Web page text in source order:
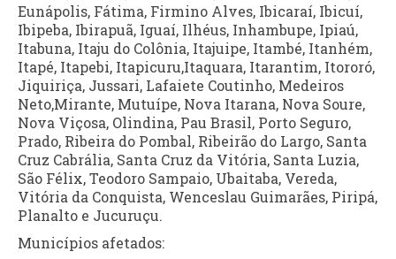
Eunápolis, Fátima, Firmino Alves, Ibicaraí, Ibicuí,
Ibipeba, Ibirapuã, Iguaí, Ilhéus, Inhambupe, Ipiaú,
Itabuna, Itaju do Colônia, Itajuipe, Itambé, Itanhém,
Itapé, Itapebi, Itapicuru,Itaquara, Itarantim, Itororó,
Jiquiriça, Jussari, Lafaiete Coutinho, Medeiros
Neto,Mirante, Mutuípe, Nova Itarana, Nova Soure,
Nova Viçosa, Olindina, Pau Brasil, Porto Seguro,
Prado, Ribeira do Pombal, Ribeirão do Largo, Santa
Cruz Cabrália, Santa Cruz da Vitória, Santa Luzia,
São Félix, Teodoro Sampaio, Ubaitaba, Vereda,
Vitória da Conquista, Wenceslau Guimarães, Piripá,
Planalto e Jucuruçu.
Municípios afetados: